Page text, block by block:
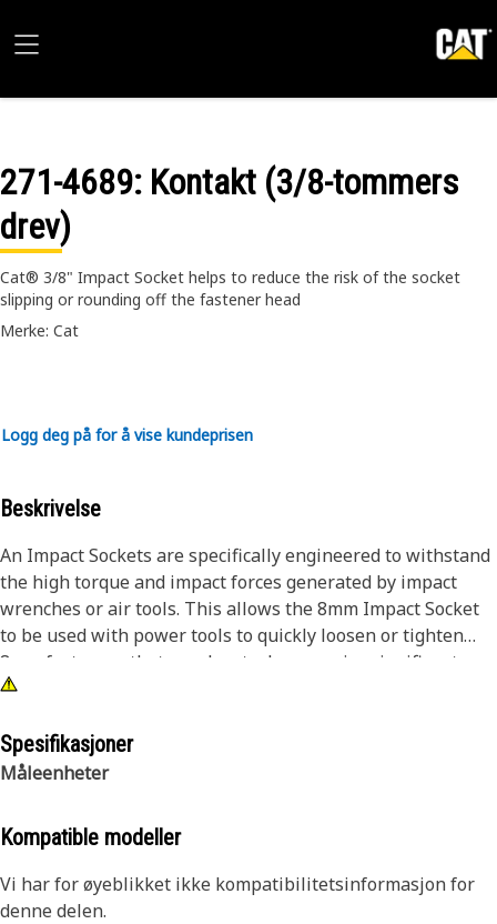
271-4689: Kontakt (3/8-tommers
drev)
Cat® 3/8" Impact Socket helps to reduce the risk of the socket
slipping or rounding off the fastener head
Merke: Cat
Logg deg på for å vise kundeprisen
Beskrivelse
An Impact Sockets are specifically engineered to withstand
the high torque and impact forces generated by impact
wrenches or air tools. This allows the 8mm Impact Socket
to be used with power tools to quickly loosen or tighten
8mm fasteners that may be stuck or require significant
torque to turn. The impact sockets are made from high-
provides increased durability and resistance to wear and
deformation compared to standard sockets.
Attributes:
• Manufactured to precise specifications and are built for
durability and reliability
• Helps to prevent damage to the fastener or the
Spesifikasjoner
Måleenheter
Kompatible modeller
Vi har for øyeblikket ikke kompatibilitetsinformasjon for
denne delen.